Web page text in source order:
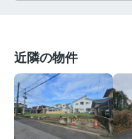
近隣の物件